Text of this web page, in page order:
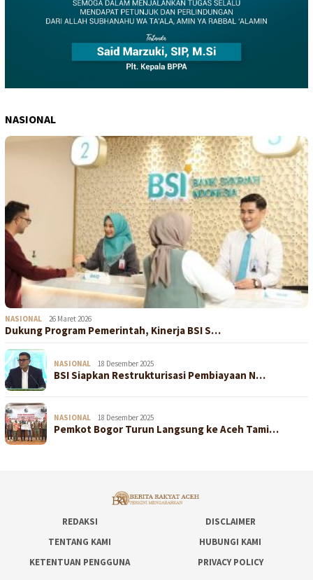
NASIONAL
NASIONAL 26 Maret 2026
Dukung Program Pemerintah, Kinerja BSI S…
NASIONAL 18 Desember 2025
BSI Siapkan Restrukturisasi Pembiayaan N…
NASIONAL 18 Desember 2025
Pemkot Bogor Turun Langsung ke Aceh Tami…
REDAKSI
DISCLAIMER
TENTANG KAMI
HUBUNGI KAMI
KETENTUAN PENGGUNA
PRIVACY POLICY